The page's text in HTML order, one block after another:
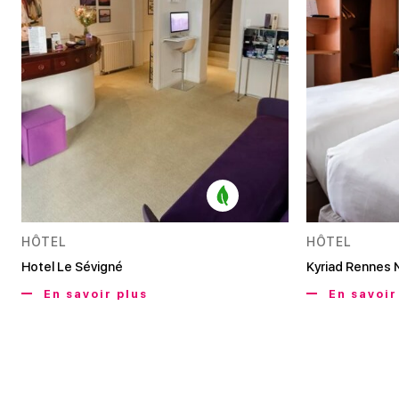
HÔTEL
Hotel Le Sévigné
En savoir plus
HÔTEL
Kyriad Rennes
En